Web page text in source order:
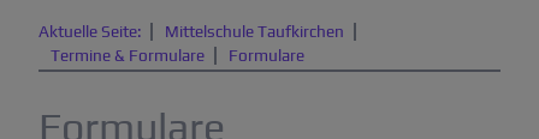
Partner & Externe
Aktuelle Seite:
Mittelschule Taufkirchen
Termine & Formulare
Formulare
Formulare